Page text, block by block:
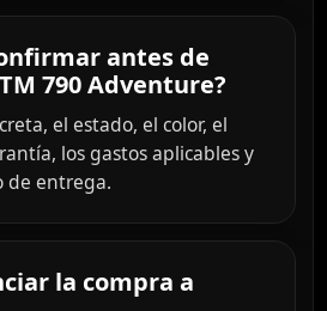
antes de
790 Adventure?
el estado, el color, el
los gastos aplicables y
de entrega.
la compra a